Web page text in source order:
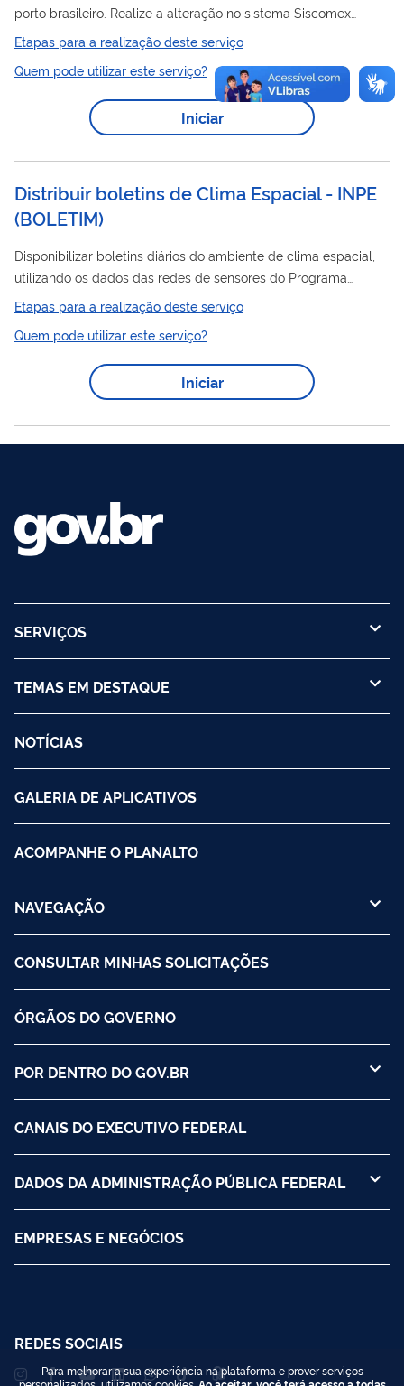
porto brasileiro. Realize a alteração no sistema Siscomex
Carga se você verificou algo errado no
que a Receita Federal altere esse
boletimno Siscomex-
Carga. As orientações estão no manual do sistema
Etapas para a realização deste serviço
Quem pode utilizar este serviço?
Iniciar
Distribuir boletins de Clima Espacial - INPE
(BOLETIM)
Disponibilizar boletins diários do ambiente de clima espacial,
utilizando os dados das redes de sensores do Programa
EMBRACE e da comunidade científica internacional.
Etapas para a realização deste serviço
Quem pode utilizar este serviço?
Iniciar
SERVIÇOS
TEMAS EM DESTAQUE
NOTÍCIAS
GALERIA DE APLICATIVOS
ACOMPANHE O PLANALTO
NAVEGAÇÃO
CONSULTAR MINHAS SOLICITAÇÕES
ÓRGÃOS DO GOVERNO
POR DENTRO DO GOV.BR
CANAIS DO EXECUTIVO FEDERAL
DADOS DA ADMINISTRAÇÃO PÚBLICA FEDERAL
EMPRESAS E NEGÓCIOS
REDES SOCIAIS
Para melhorar a sua experiência na plataforma e prover serviços